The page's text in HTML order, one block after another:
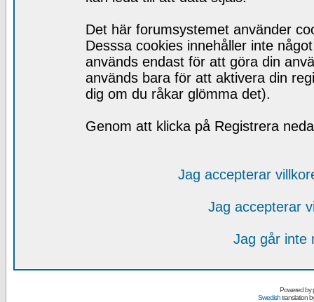
Det här forumsystemet använder
Desssa cookies innehåller inte
används endast för att göra din
används bara för att aktivera din
dig om du råkar glömma det).
Genom att klicka på Registrera
Jag accepterar
Jag accepterar
Jag går inte
Powered by
Swedishtranslation